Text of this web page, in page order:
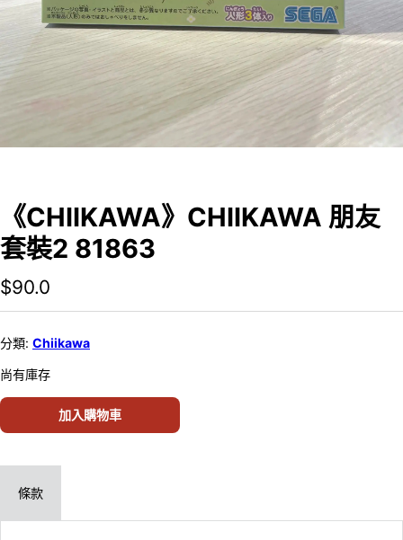
《CHIIKAWA》CHIIKAWA 朋友
套裝2 81863
$90.0
分類: Chiikawa
尚有庫存
加入購物車
條款